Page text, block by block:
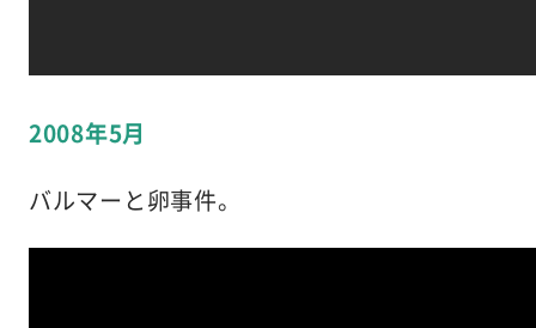
2008年5月
バルマーと卵事件。